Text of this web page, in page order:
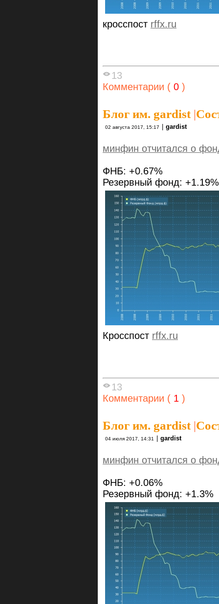
кросспост rffx.ru
13
Комментарии ( 0 )
Блог им. gardist|
02 августа 2017, 15:17 gardist
минфин отчитался о
ФНБ: +0.67%
Резервный фонд: +1.19%
Кросспост rffx.ru
13
Комментарии ( 1 )
Блог им. gardist|
04 июля 2017, 14:31 gardist
минфин отчитался о
ФНБ: +0.06%
Резервный фонд: +1.3%